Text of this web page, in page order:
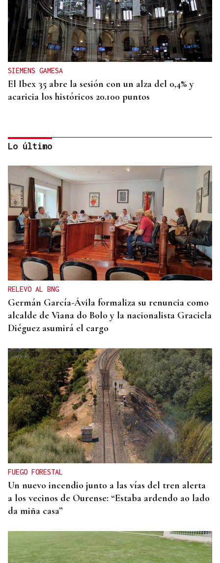
SIEMENS GAMESA
El Ibex 35 abre la sesión con un alza del 0,4% y
acaricia los históricos 20.100 puntos
INFORME
Bruselas investiga el pago de España a un grupo
japonés
Lo último
RELEVO AL BNG
Germán García-Ávila formaliza su renuncia como
alcalde de Viana do Bolo y la nacionalista Graciela
Diéguez asumirá el cargo
FUEGO FORESTAL
Un nuevo incendio junto a las vías del tren alerta
a los vecinos de Ourense: “Estaba ardendo ao lado
da miña casa”